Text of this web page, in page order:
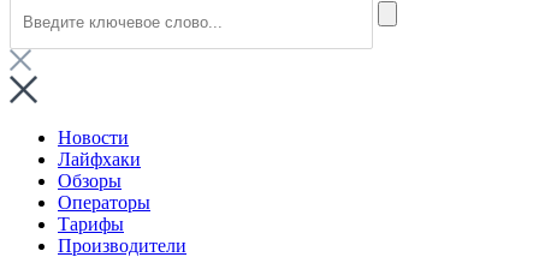
Новости
Лайфхаки
Обзоры
Операторы
Тарифы
Производители